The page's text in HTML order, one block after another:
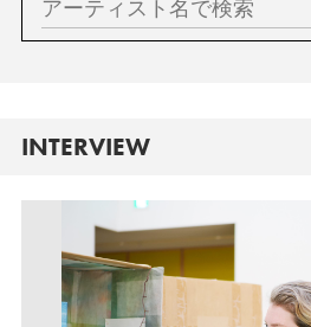
INTERVIEW